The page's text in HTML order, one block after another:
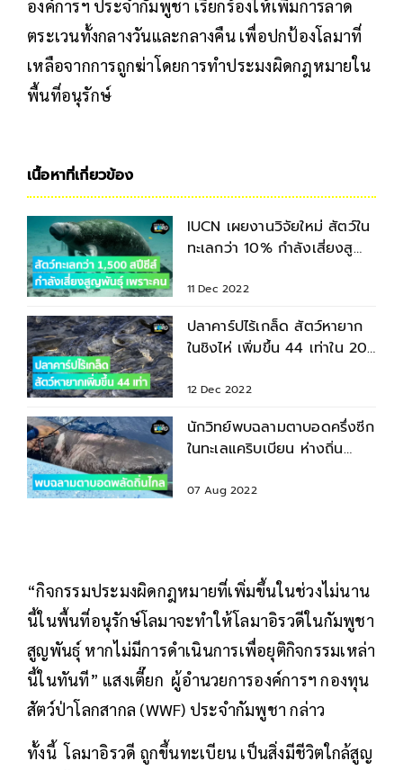
องค์การฯ ประจำกัมพูชา เรียกร้องให้เพิ่มการลาด
ตระเวนทั้งกลางวันและกลางคืน เพื่อปกป้องโลมาที่
เหลือจากการถูกฆ่าโดยการทำประมงผิดกฎหมายใน
พื้นที่อนุรักษ์
เนื้อหาที่เกี่ยวข้อง
IUCN เผยงานวิจัยใหม่ สัตว์ใน
ทะเลกว่า 10% กำลังเสี่ยงสูญ
11 Dec 2022
ปลาคาร์ปไร้เกล็ด สัตว์หายาก
ในชิงไห่ เพิ่มขึ้น 44 เท่าใน 20
12 Dec 2022
นักวิทย์พบฉลามตาบอดครึ่งซีก
ในทะเลแคริบเบียน ห่างถิ่น
07 Aug 2022
“กิจกรรมประมงผิดกฎหมายที่เพิ่มขึ้นในช่วงไม่นาน
นี้ในพื้นที่อนุรักษ์โลมาจะทำให้โลมาอิรวดีในกัมพูชา
สูญพันธุ์ หากไม่มีการดำเนินการเพื่อยุติกิจกรรมเหล่า
นี้ในทันที” แสงเตี๊ยก ผู้อำนวยการองค์การฯ กองทุน
สัตว์ป่าโลกสากล (WWF) ประจำกัมพูชา กล่าว
ทั้งนี้ โลมาอิรวดี ถูกขึ้นทะเบียน เป็นสิ่งมีชีวิตใกล้สูญ